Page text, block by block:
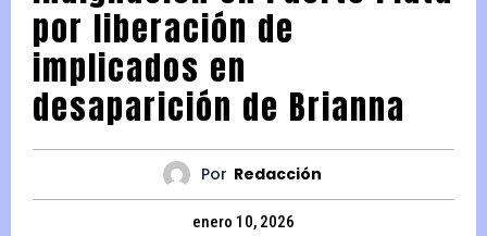
por liberación de
implicados en
desaparición de Brianna
Por Redacción
enero 10, 2026